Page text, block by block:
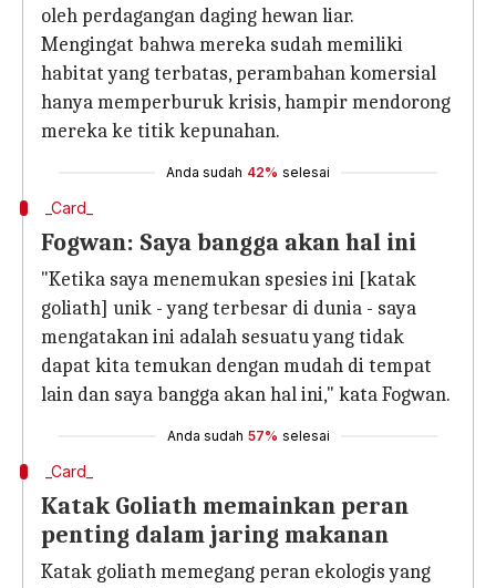
oleh perdagangan daging hewan liar.
Mengingat bahwa mereka sudah memiliki
habitat yang terbatas, perambahan komersial
hanya memperburuk krisis, hampir mendorong
mereka ke titik kepunahan.
Anda sudah 42% selesai
_Card_
Fogwan: Saya bangga akan hal ini
"Ketika saya menemukan spesies ini [katak
goliath] unik - yang terbesar di dunia - saya
mengatakan ini adalah sesuatu yang tidak
dapat kita temukan dengan mudah di tempat
lain dan saya bangga akan hal ini," kata Fogwan.
Anda sudah 57% selesai
_Card_
Katak Goliath memainkan peran
penting dalam jaring makanan
Katak goliath memegang peran ekologis yang